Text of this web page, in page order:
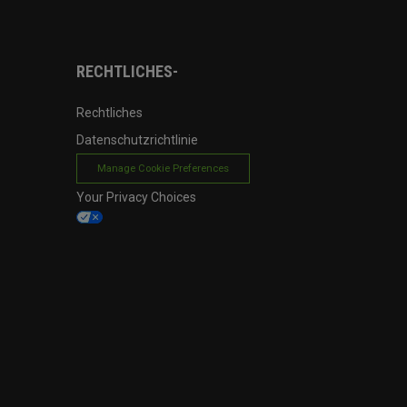
RECHTLICHES-
Rechtliches
Datenschutzrichtlinie
Manage Cookie Preferences
Your Privacy Choices